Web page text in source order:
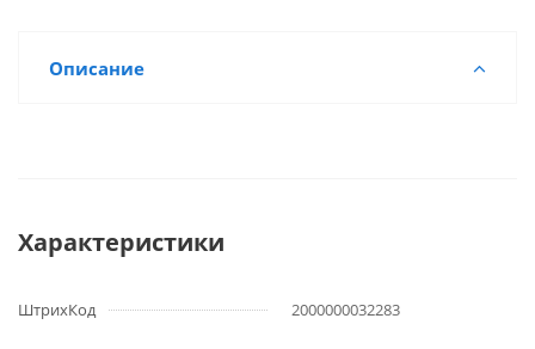
Описание
Характеристики
ШтрихКод 2000000032283